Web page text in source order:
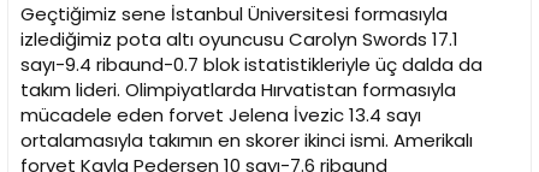
Geçtiğimiz sene İstanbul Üniversitesi formasıyla
izlediğimiz pota altı oyuncusu Carolyn Swords 17.1
sayı-9.4 ribaund-0.7 blok istatistikleriyle üç dalda da
takım lideri. Olimpiyatlarda Hırvatistan formasıyla
mücadele eden forvet Jelena İvezic 13.4 sayı
ortalamasıyla takımın en skorer ikinci ismi. Amerikalı
forvet Kayla Pedersen 10 sayı-7.6 ribaund